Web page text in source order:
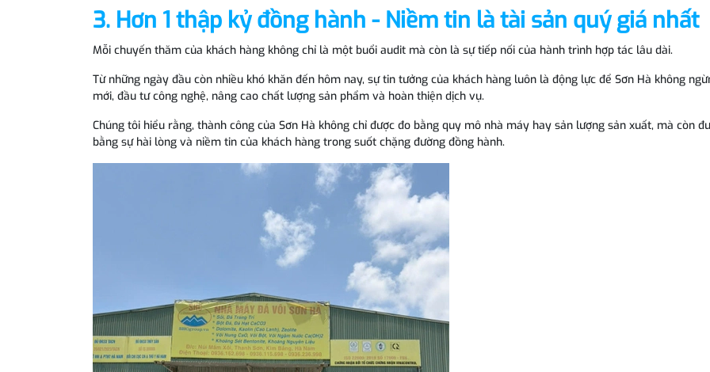
3. Hơn 1 thập kỷ đồng hành - Niềm tin là tài sản quý giá nhất
Mỗi chuyến thăm của khách hàng không chỉ là một buổi audit mà còn là sự tiếp nối của hành trình hợp tác lâu dài.
Từ những ngày đầu còn nhiều khó khăn đến hôm nay, sự tin tưởng của khách hàng luôn là động lực để Sơn Hà không
mới, đầu tư công nghệ, nâng cao chất lượng sản phẩm và hoàn thiện dịch vụ.
Chúng tôi hiểu rằng, thành công của Sơn Hà không chỉ được đo bằng quy mô nhà máy hay sản lượng sản xuất, mà còn
bằng sự hài lòng và niềm tin của khách hàng trong suốt chặng đường đồng hành.